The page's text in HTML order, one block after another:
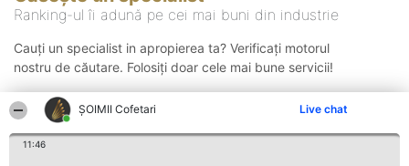
ȘOIMII Cofetari Live chat
11:46
Ranking-ul îi adună pe cei mai buni din industrie
Cauți un specialist in apropierea ta? Verificați motorul
nostru de căutare. Folosiți doar cele mai bune servicii!